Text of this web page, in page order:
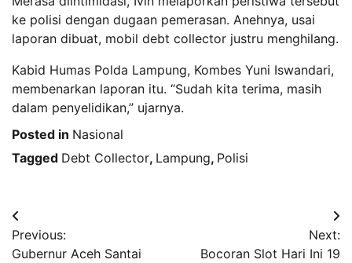
ke polisi dengan dugaan pemerasan. Anehnya, usai
laporan dibuat, mobil debt collector justru menghilang.
Kabid Humas Polda Lampung, Kombes Yuni Iswandari,
membenarkan laporan itu. “Sudah kita terima, masih
dalam penyelidikan,” ujarnya.
Posted in Nasional
Tagged Debt Collector, Lampung, Polisi
Navigasi
pos
Previous:
Gubernur Aceh Santai
Next:
Bocoran Slot Hari Ini 19